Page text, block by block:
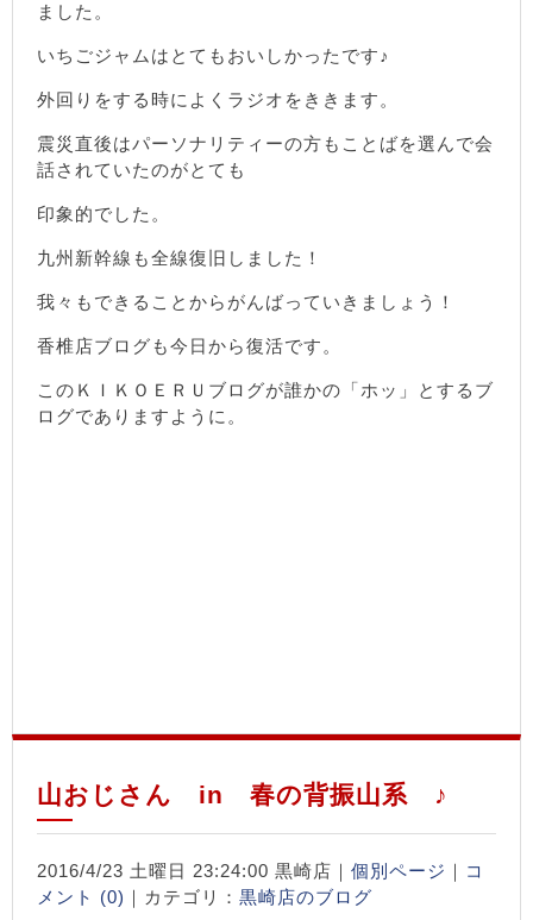
ました。
いちごジャムはとてもおいしかったです♪
外回りをする時によくラジオをききます。
震災直後はパーソナリティーの方もことばを選んで会
話されていたのがとても
印象的でした。
九州新幹線も全線復旧しました！
我々もできることからがんばっていきましょう！
香椎店ブログも今日から復活です。
このＫＩＫＯＥＲＵブログが誰かの「ホッ」とするブ
ログでありますように。
山おじさん in 春の背振山系 ♪
2016/4/23 土曜日 23:24:00 黒崎店｜ 個別ページ ｜ コ
メント (0) ｜カテゴリ： 黒崎店のブログ